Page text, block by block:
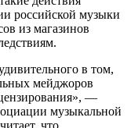
российской музыки
из магазинов
в том,
мейджоров
—
музыкальной